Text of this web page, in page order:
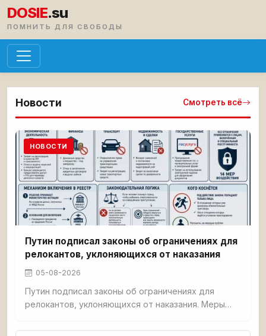
DOSIE.su
ПОМНИТЬ ДЛЯ СВОБОДЫ
Новости Смотреть всё
НОВОСТИ
Путин подписал законы об ограничениях для
релокантов, уклоняющихся от наказания
05-08-2026
Путин подписал законы об ограничениях для
релокантов, уклоняющихся от наказания. Меры
заморозку средств, ограничения на транспорт и